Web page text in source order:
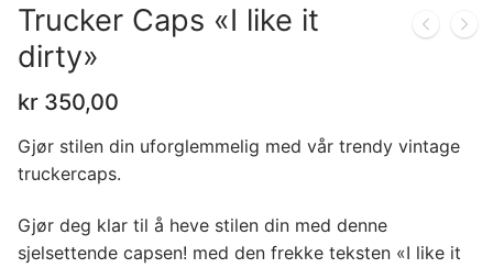
Trucker Caps «I like it
dirty»
kr 350,00
Gjør stilen din uforglemmelig med vår trendy vintage
truckercaps.
Gjør deg klar til å heve stilen din med denne
sjelsettende capsen! med den frekke teksten «I like it